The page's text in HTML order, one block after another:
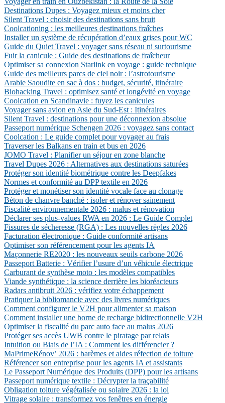
Destinations Dupes : Voyagez mieux et moins cher
Silent Travel : choisir des destinations sans bruit
Coolcationing : les meilleures destinations fraîches
Installer un système de récupération d’eaux grises pour WC
Guide du Quiet Travel : voyager sans réseau ni surtourisme
Fuir la canicule : Guide des destinations de fraîcheur
Optimiser sa connexion Starlink en voyage : guide technique
Guide des meilleurs parcs de ciel noir : l’astrotourisme
Arabie Saoudite en sac à dos : budget, sécurité, itinéraire
Biohacking Travel : optimisez santé et longévité en voyage
Coolcation en Scandinavie : fuyez les canicules
Voyager sans avion en Asie du Sud-Est : Itinéraires
Silent Travel : destinations pour une déconnexion absolue
Passeport numérique Schengen 2026 : voyagez sans contact
Coolcation : Le guide complet pour voyager au frais
Traverser les Balkans en train et bus en 2026
JOMO Travel : Planifier un séjour en zone blanche
Travel Dupes 2026 : Alternatives aux destinations saturées
Protéger son identité biométrique contre les Deepfakes
Normes et conformité au DPP textile en 2026
Protéger et monétiser son identité vocale face au clonage
Béton de chanvre banché : isoler et rénover sainement
Fiscalité environnementale 2026 : malus et rénovation
Déclarer ses plus-values RWA en 2026 : Le Guide Complet
Fissures de sécheresse (RGA) : Les nouvelles règles 2026
Facturation électronique : Guide conformité artisans
Optimiser son référencement pour les agents IA
Maçonnerie RE2020 : les nouveaux seuils carbone 2026
Passeport Batterie : Vérifier l’usure d’un véhicule électrique
Carburant de synthèse moto : les modèles compatibles
Viande synthétique : la science derrière les bioréacteurs
Radars antibruit 2026 : vérifiez votre échappement
Pratiquer la bibliomancie avec des livres numériques
Comment configurer le V2H pour alimenter sa maison
Comment installer une borne de recharge bidirectionnelle V2H
Optimiser la fiscalité du parc auto face au malus 2026
Protéger ses accès UWB contre le piratage par relais
Intuition ou Biais de l’IA : Comment les différencier ?
MaPrimeRénov’ 2026 : barèmes et aides réfection de toiture
Référencer son entreprise pour les agents IA et assistants
Le Passeport Numérique des Produits (DPP) pour les artisans
Passeport numérique textile : Décrypter la traçabilité
Obligation toiture végétalisée ou solaire 2026 : la loi
Vitrage solaire : transformez vos fenêtres en énergie